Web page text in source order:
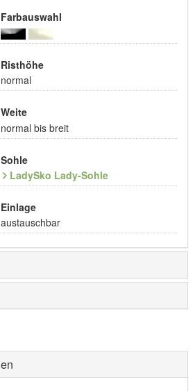
Farbauswahl
Risthöhe
normal
Weite
normal bis breit
Sohle
LadySko Lady-Sohle
Einlage
austauschbar